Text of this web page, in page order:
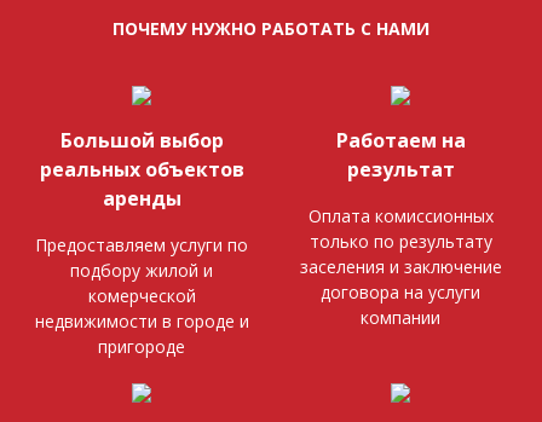
ПОЧЕМУ НУЖНО РАБОТАТЬ С НАМИ
Большой выбор
реальных объектов
аренды
Предоставляем услуги по
подбору жилой и
комерческой
недвижимости в городе и
пригороде
Работаем на
результат
Оплата комиссионных
только по результату
заселения и заключение
договора на услуги
компании